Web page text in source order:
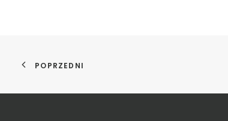
POPRZEDNI